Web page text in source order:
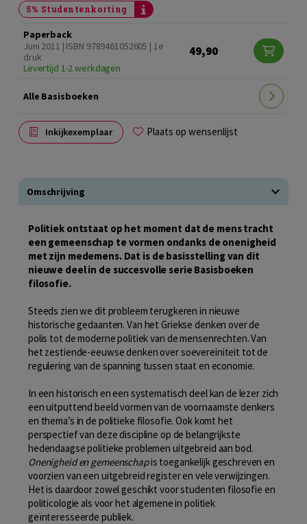
5% Studentenkorting
Paperback
Juni 2011 | ISBN 9789461052605 | 1e
druk
Levertijd 1-2 werkdagen
49,90
Alle Basisboeken
Inkijkexemplaar Plaats op wensenlijst
Omschrijving
Politiek ontstaat op het moment dat de mens tracht
een gemeenschap te vormen ondanks de onenigheid
met zijn medemens. Dat is de basisstelling van dit
nieuwe deel in de succesvolle serie Basisboeken
filosofie.
Steeds zien we dit probleem terugkeren in nieuwe
historische gedaanten. Van het Griekse denken over de
polis tot de moderne politiek van de mensenrechten. Van
het zestiende-eeuwse denken over soevereiniteit tot de
regulering van de spanning tussen staat en economie.
In een historisch en een systematisch deel kan de lezer zich
een uitputtend beeld vormen van de voornaamste denkers
en thema’s in de politieke filosofie. Ook komt het
perspectief van deze discipline op de belangrijkste
hedendaagse politieke problemen uitgebreid aan bod.
Onenigheid en gemeenschapis toegankelijk geschreven en
voorzien van een uitgebreid register en vele verwijzingen.
Het is daardoor zowel geschikt voor studenten filosofie en
politicologie als voor het algemene in politiek
geïnteresseerde publiek.